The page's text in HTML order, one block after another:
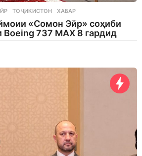
,ТОҶИКИСТОН ,ХАБАР
«Сомон Эйр» соҳиби
Boeing 737 MAX 8 гардид